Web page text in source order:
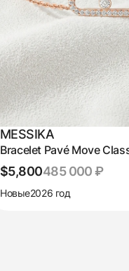
MESSIKA
Bracelet Pavé Move
$5,800485 000 ₽
Новые2026 год